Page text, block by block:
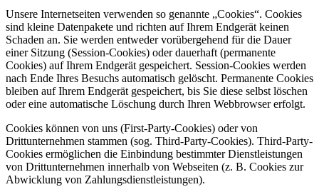
Unsere Internetseiten verwenden so genannte „Cookies“. Cookies
sind kleine Datenpakete und richten auf Ihrem Endgerät keinen
Schaden an. Sie werden entweder vorübergehend für die Dauer
einer Sitzung (Session-Cookies) oder dauerhaft (permanente
Cookies) auf Ihrem Endgerät gespeichert. Session-Cookies werden
nach Ende Ihres Besuchs automatisch gelöscht. Permanente Cookies
bleiben auf Ihrem Endgerät gespeichert, bis Sie diese selbst löschen
oder eine automatische Löschung durch Ihren Webbrowser erfolgt.
Cookies können von uns (First-Party-Cookies) oder von
Drittunternehmen stammen (sog. Third-Party-Cookies). Third-Party-
Cookies ermöglichen die Einbindung bestimmter Dienstleistungen
von Drittunternehmen innerhalb von Webseiten (z. B. Cookies zur
Abwicklung von Zahlungsdienstleistungen).